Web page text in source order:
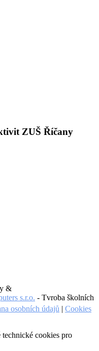
ZUŠ Říčany
&
s.r.o. - Tvroba školních
osobních údajů | Cookies
cookies pro